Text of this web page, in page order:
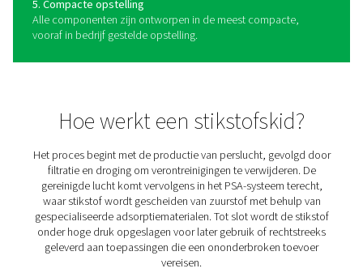
De voordelen van een
stikstofskid
Een skidpakket bouwt voort op de duurzaamheid en